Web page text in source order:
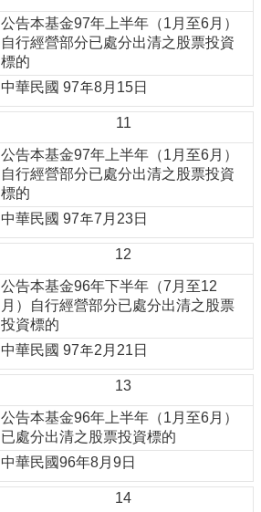
公告本基金97年上半年（1月至6月）
自行經營部分已處分出清之股票投資
標的
中華民國 97年8月15日
11
公告本基金97年上半年（1月至6月）
自行經營部分已處分出清之股票投資
標的
中華民國 97年7月23日
12
公告本基金96年下半年（7月至12
月）自行經營部分已處分出清之股票
投資標的
中華民國 97年2月21日
13
公告本基金96年上半年（1月至6月）
已處分出清之股票投資標的
中華民國96年8月9日
14